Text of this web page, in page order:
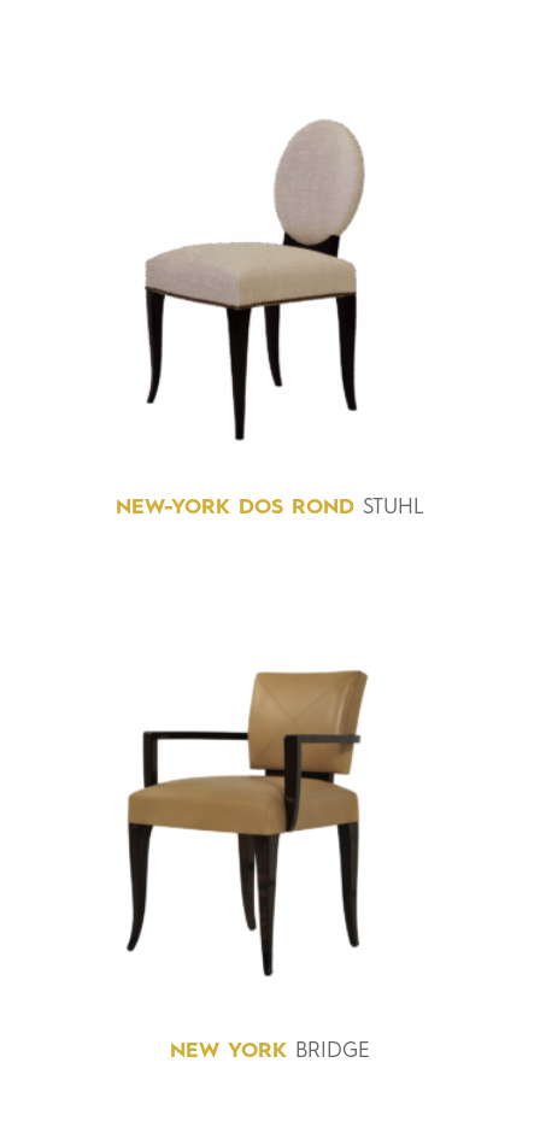
NEW-YORK DOS ROND STUHL
NEW YORK BRIDGE